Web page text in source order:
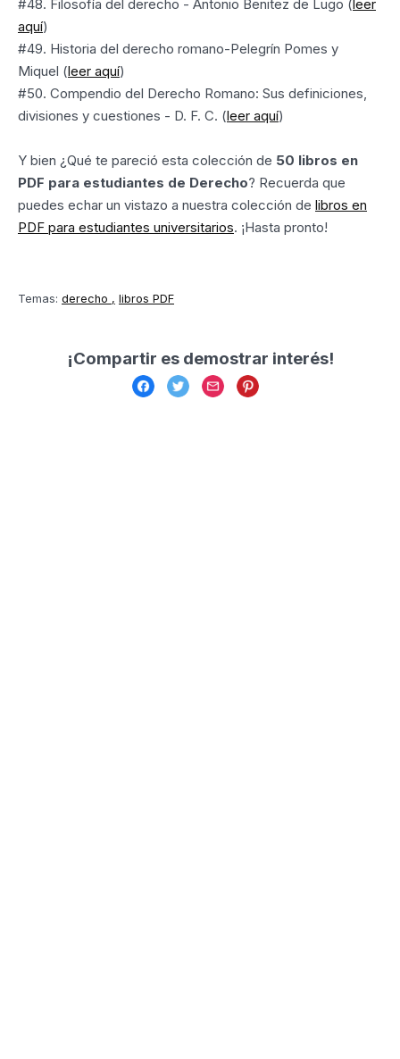
#48. Filosofía del derecho - Antonio Benitez de Lugo ( leer
aquí)
#49. Historia del derecho romano-Pelegrín Pomes y
Miquel (leer aquí)
#50. Compendio del Derecho Romano: Sus definiciones,
divisiones y cuestiones - D. F. C. (leer aquí)
Y bien ¿Qué te pareció esta colección de 50 libros en
PDF para estudiantes de Derecho? Recuerda que
puedes echar un vistazo a nuestra colección de libros en
PDF para estudiantes universitarios. ¡Hasta pronto!
Temas: derecho libros PDF
¡Compartir es demostrar interés!